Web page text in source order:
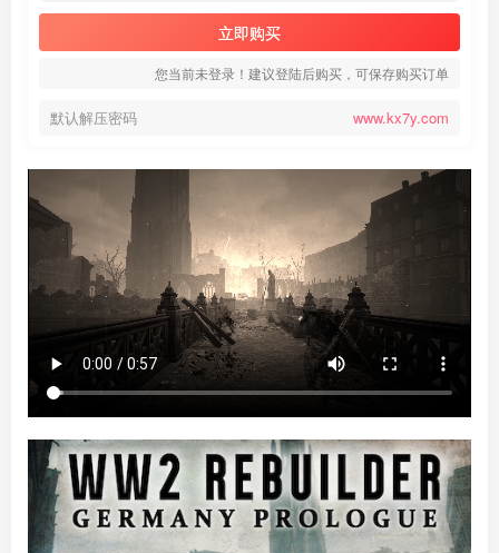
立即购买
您当前未登录！建议登陆后购买，可保存购买订单
默认解压密码 www.kx7y.com